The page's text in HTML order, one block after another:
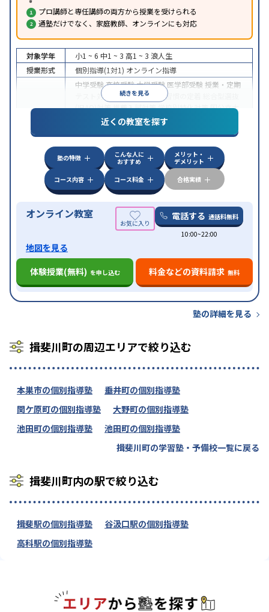
プロ講師と専任講師の両方から授業を受けられる
通塾だけでなく、家庭教師、オンラインにも対応
続きを見る
対象学年 小1 ~ 6 中1 ~ 3 高1 ~ 3 浪人生
授業形式
個別指導(1対1) オンライン指導
中学受験高校受験大学受験 医学部受験 授業・定期
テスト対策
内申点対策 学習習慣の定着
(旧AO)対策推薦入試対策学校別特化対策国公立大
私大対策共通テスト対策
英語・英会話特化
特徴
中高一貫校生に対応授業の振替可能 不登校生に対
オンライン対応 1科目から受講可能季節講習の
みの受講可
自習室あり
近くの教室を探す
塾の特徴
こんな人に
おすすめ
メリット・
デメリット
コース内容
コース料金 合格実績
オンライン教室 電話する 通話料無料
10:00~22:00
地図を見る
体験授業(無料) を申し込む 料金などの資料請求 無料
塾の詳細を見る
揖斐川町の周辺エリアで絞り込む
本巣市の個別指導塾
垂井町の個別指導塾
関ケ原町の個別指導塾
大野町の個別指導塾
池田町の個別指導塾
池田町の個別指導塾
揖斐川町の学習塾・予備校一覧に戻る
揖斐川町内の駅で絞り込む
揖斐駅の個別指導塾
谷汲口駅の個別指導塾
高科駅の個別指導塾